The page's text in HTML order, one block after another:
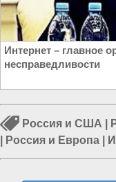
Интернет – главное
несправедливости
Россия и США
Россия и Европа
США и Европа